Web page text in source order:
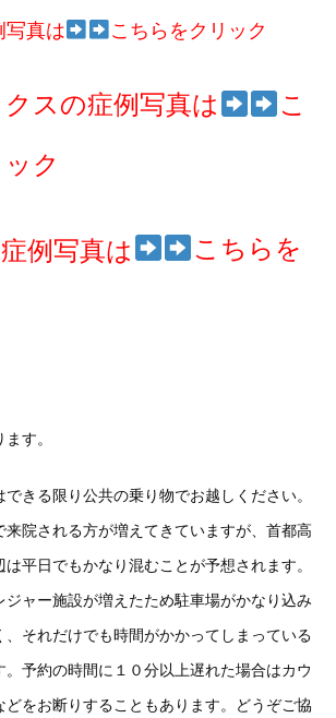
写真は こちらをクリック
スの症例写真は こ
ク
例写真は こちらを
す。
きる限り公共の乗り物でお越しください。
来院される方が増えてきていますが、首都高
平日でもかなり混むことが予想されます。
ジャー施設が増えたため駐車場がかなり込み
、それだけでも時間がかかってしまっている
。予約の時間に１０分以上遅れた場合はカウ
どをお断りすることもあります。どうぞご協